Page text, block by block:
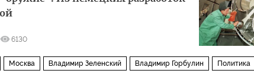
6130
Москва Владимир Зеленский Владимир Горбулин Политика